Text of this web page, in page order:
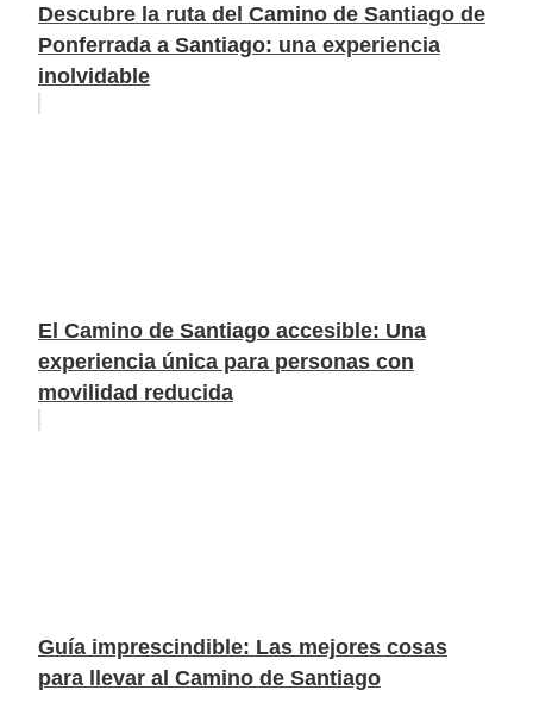
Descubre la ruta del Camino de Santiago de
Ponferrada a Santiago: una experiencia
inolvidable
El Camino de Santiago accesible: Una
experiencia única para personas con
movilidad reducida
Guía imprescindible: Las mejores cosas
para llevar al Camino de Santiago